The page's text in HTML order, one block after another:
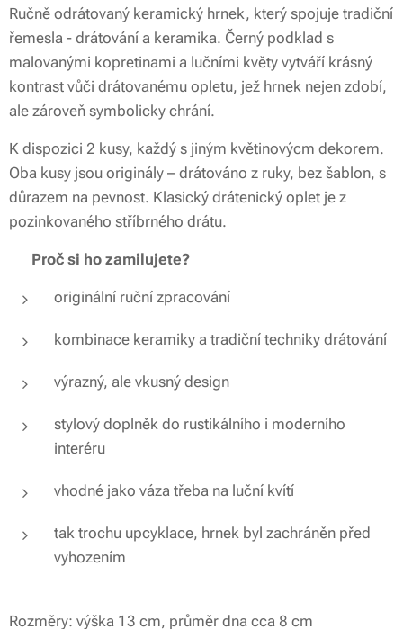
Ručně odrátovaný keramický hrnek, který spojuje tradiční
řemesla - drátování a keramika. Černý podklad s
malovanými kopretinami a lučními květy vytváří krásný
kontrast vůči drátovanému opletu, jež hrnek nejen zdobí,
ale zároveň symbolicky chrání.
K dispozici 2 kusy, každý s jiným květinovýcm dekorem.
Oba kusy jsou originály – drátováno z ruky, bez šablon, s
důrazem na pevnost. Klasický drátenický oplet je z
pozinkovaného stříbrného drátu.
Proč si ho zamilujete?
originální ruční zpracování
kombinace keramiky a tradiční techniky drátování
výrazný, ale vkusný design
stylový doplněk do rustikálního i moderního
interéru
vhodné jako váza třeba na luční kvítí
tak trochu upcyklace, hrnek byl zachráněn před
vyhozením
Rozměry: výška 13 cm, průměr dna cca 8 cm